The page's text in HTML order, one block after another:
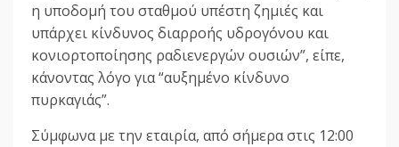
η υποδομή του σταθμού υπέστη ζημιές και
υπάρχει κίνδυνος διαρροής υδρογόνου και
κονιορτοποίησης ραδιενεργών ουσιών”, είπε,
κάνοντας λόγο για “αυξημένο κίνδυνο
πυρκαγιάς”.
Σύμφωνα με την εταιρία, από σήμερα στις 12:00